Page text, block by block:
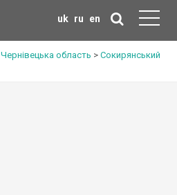
uk ru en
Чернівецька область > Сокирянський